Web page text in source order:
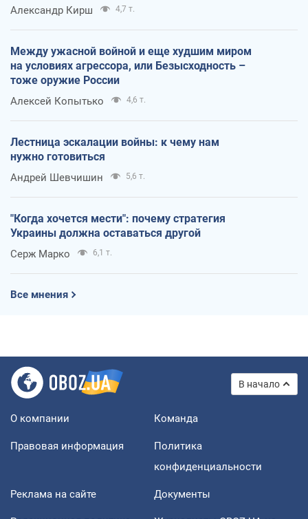
Александр Кирш 4,7 т.
Между ужасной войной и еще худшим миром
на условиях агрессора, или Безысходность –
тоже оружие России
Алексей Копытько 4,6 т.
Лестница эскалации войны: к чему нам
нужно готовиться
Андрей Шевчишин 5,6 т.
"Когда хочется мести": почему стратегия
Украины должна оставаться другой
Серж Марко 6,1 т.
Все мнения
В начало
О компании Команда
Правовая информация
Политика
конфиденциальности
Реклама на сайте Документы